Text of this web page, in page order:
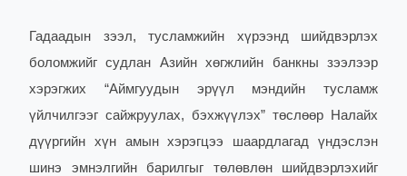
Гадаадын зээл, тусламжийн хүрээнд шийдвэрлэх
боломжийг судлан Азийн хөгжлийн банкны зээлээр
хэрэгжих “Аймгуудын эрүүл мэндийн тусламж
үйлчилгээг сайжруулах, бэхжүүлэх” төслөөр Налайх
дүүргийн хүн амын хэрэгцээ шаардлагад үндэслэн
шинэ эмнэлгийн барилгыг төлөвлөн шийдвэрлэхийг